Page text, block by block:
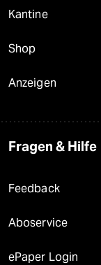
Kantine
Shop
Anzeigen
Fragen & Hilfe
Feedback
Aboservice
ePaper Login